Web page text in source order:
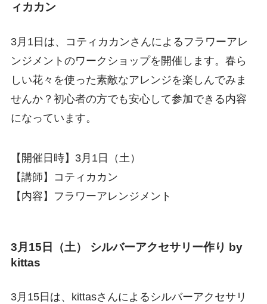
ィカカン
3月1日は、コティカカンさんによるフラワーアレ
ンジメントのワークショップを開催します。春ら
しい花々を使った素敵なアレンジを楽しんでみま
せんか？初心者の方でも安心して参加できる内容
になっています。
【開催日時】3月1日（土）
【講師】コティカカン
【内容】フラワーアレンジメント
3月15日（土） シルバーアクセサリー作り by
kittas
3月15日は、kittasさんによるシルバーアクセサリ